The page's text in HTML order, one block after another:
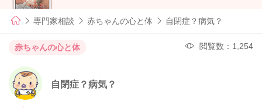
専門家相談 赤ちゃんの心と体 自閉症？病気？
赤ちゃんの心と体 閲覧数：1,254
自閉症？病気？